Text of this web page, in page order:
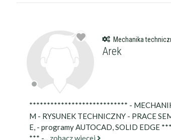
Mechanika
Arek
**************************** -
M - RYSUNEK TECHNICZNY - PRACE
E, - programy AUTOCAD, SOLID
*** -... zobacz więcej